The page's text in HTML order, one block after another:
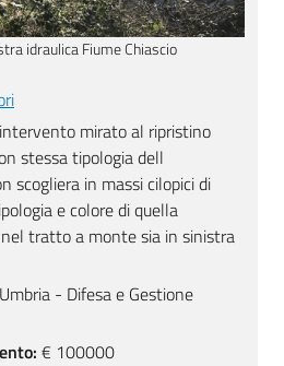
idraulica Fiume Chiascio
intervento mirato al ripristino
stessa tipologia dell
scogliera in massi cilopici di
e colore di quella
tratto a monte sia in sinistra
- Difesa e Gestione
€ 100000